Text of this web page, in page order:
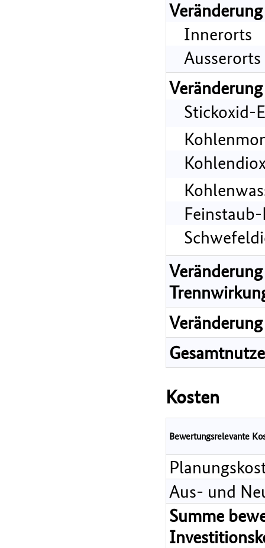
Innerorts
Ausserorts
Stickoxid-
Kosten
Bewertungsrelevante
Aus- und
Summe